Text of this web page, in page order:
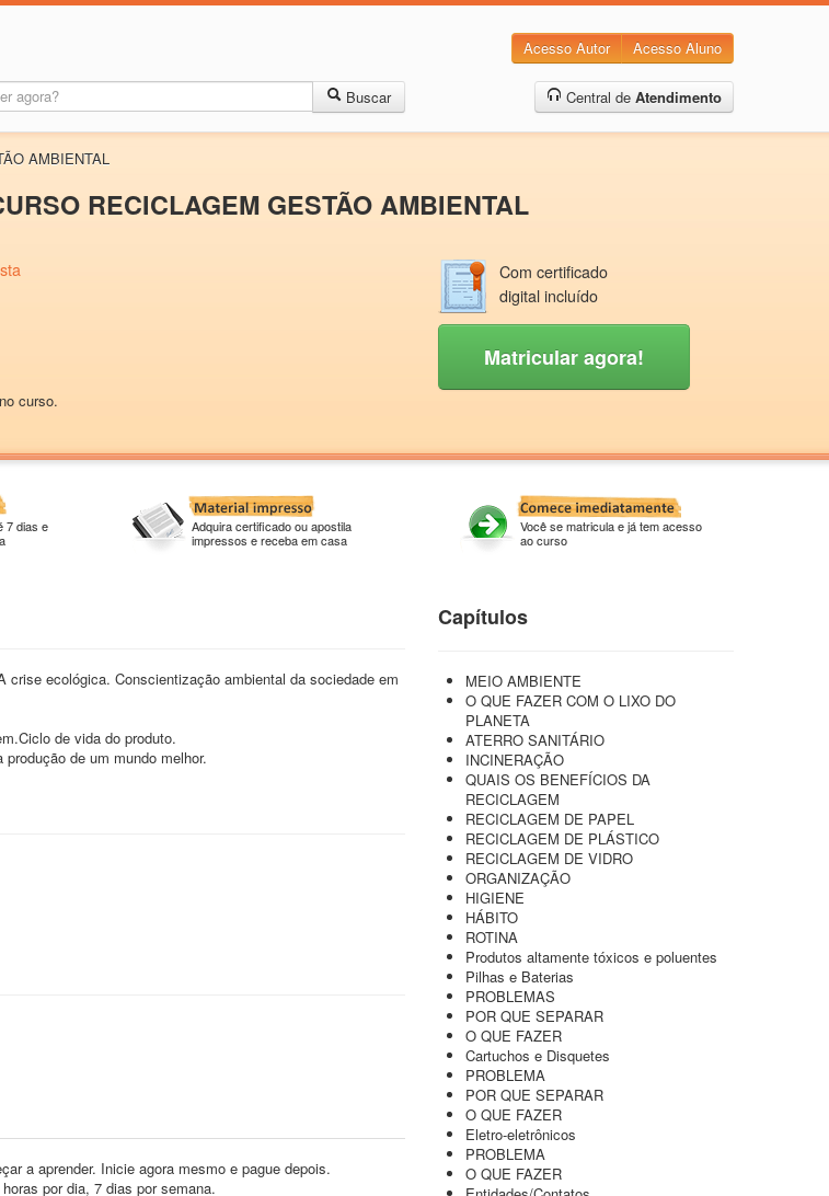
Acesso Autor Acesso Aluno
Buscar Central de Atendimento
AMBIENTAL
RECICLAGEM GESTÃO AMBIENTAL
no curso.
Com certificado
digital incluído
Matricular agora!
7 dias e
Adquira certificado ou apostila
impressos e receba em casa
Você se matricula e já tem acesso
ao curso
ecológica. Conscientização ambiental da sociedade em
de vida do produto.
de um mundo melhor.
a aprender. Inicie agora mesmo e pague depois.
por dia, 7 dias por semana.
Capítulos
MEIO AMBIENTE
O QUE FAZER COM O LIXO DO
PLANETA
ATERRO SANITÁRIO
INCINERAÇÃO
QUAIS OS BENEFÍCIOS DA
RECICLAGEM
RECICLAGEM DE PAPEL
RECICLAGEM DE PLÁSTICO
RECICLAGEM DE VIDRO
ORGANIZAÇÃO
HIGIENE
HÁBITO
ROTINA
Produtos altamente tóxicos e poluentes
Pilhas e Baterias
PROBLEMAS
POR QUE SEPARAR
O QUE FAZER
Cartuchos e Disquetes
PROBLEMA
POR QUE SEPARAR
O QUE FAZER
Eletro-eletrônicos
PROBLEMA
O QUE FAZER